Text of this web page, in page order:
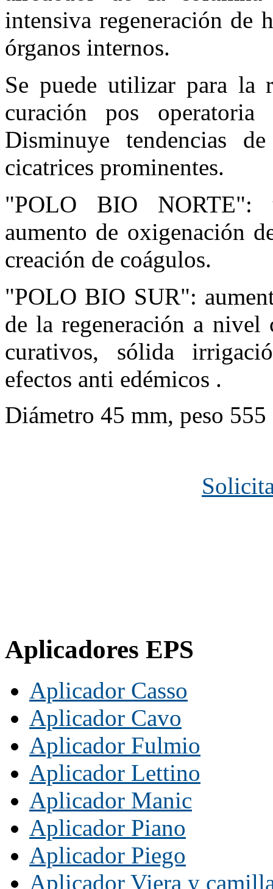
intensiva regeneración de
órganos internos.
Se puede utilizar para la
curación pos operatoria
Disminuye tendencias
cicatrices prominentes.
"POLO BIO NORTE":
aumento de oxigenación
creación de coágulos.
"POLO BIO SUR":
de la regeneración a nivel
curativos, sólida
efectos anti edémicos .
Diámetro 45 mm, peso
Aplicadores EPS
Aplicador Casso
Aplicador Cavo
Aplicador Fulmio
Aplicador Lettino
Aplicador Manic
Aplicador Piano
Aplicador Piego
Aplicador Viera y